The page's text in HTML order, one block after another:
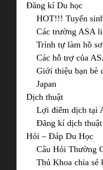
Đăng kí Du học
HOT!!! Tuyển
Các trường ASA
Trình tự làm hồ sơ
Các hỗ trợ của
Giới thiệu bạn bè
Japan
Dịch thuật
Lợi điểm dịch tại
Đăng kí dịch thuật
Hỏi – Đáp Du Học
Câu Hỏi Thường
Thủ Khoa chia sẻ